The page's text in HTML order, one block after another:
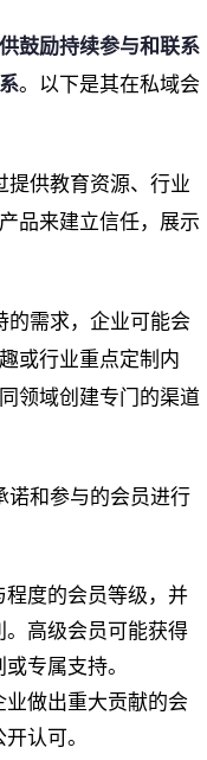
鼓励持续参与和联系
。以下是其在私域会
提供教育资源、行业
品来建立信任，展示
的需求，企业可能会
或行业重点定制内
领域创建专门的渠道
诺和参与的会员进行
程度的会员等级，并
。高级会员可能获得
专属支持。
业做出重大贡献的会
认可。